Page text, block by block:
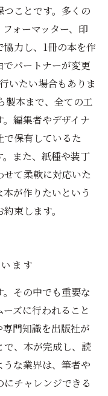
ことです。多くの
ォーマッター、印
力し、1冊の本を作
でパートナーが変更
いたい場合もありま
製本まで、全ての工
編集者やデザイナ
保有しているた
また、紙種や装丁
て柔軟に対応いた
が作りたいという
束します。
ます
その中でも重要な
ズに行われること
門知識を出版社が
で、本が完成し、読
な業界は、筆者や
チャレンジできる